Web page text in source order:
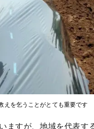
えを乞うことがとても重要です
ますが、地域を代表す